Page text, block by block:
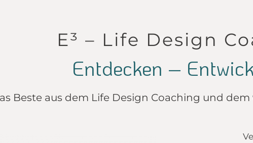
E³ – Life Design
Entdecken –
Beste aus dem Life Design Coaching und